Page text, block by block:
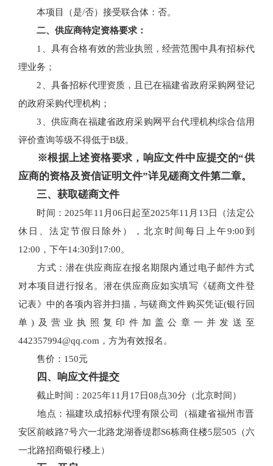
本项目（是/否）接受联合体：否。
二、供应商特定资格要求：
1、具有合格有效的营业执照，经营范围中具有招标代
理业务；
2、具备招标代理资质，且已在福建省政府采购网登记
的政府采购代理机构；
3、供应商在福建省政府采购网平台代理机构综合信用
评价查询等级不得低于B级。
※根据上述资格要求，响应文件中应提交的“供
应商的资格及资信证明文件”详见磋商文件第二章。
三、获取磋商文件
时间：2025年11月06日起至2025年11月13日（法定公
休日、法定节假日除外），北京时间每日上午9:00到
12:00，下午14:30到17:00。
方式：潜在供应商应在报名期限内通过电子邮件方式
对本项目进行报名。潜在供应商应如实填写《磋商文件登
记表》中的各项内容并扫描，与磋商文件购买凭证(银行回
单)及营业执照复印件加盖公章一并发送至
442357994@qq.com，方为有效报名。
售价：150元
四、响应文件提交
截止时间：2025年11月17日08点30分（北京时间）
地点：福建玖成招标代理有限公司（福建省福州市晋
安区前岐路7号六一北路龙湖香缇郡S6栋商住楼5层505（六
一北路招商银行楼上）